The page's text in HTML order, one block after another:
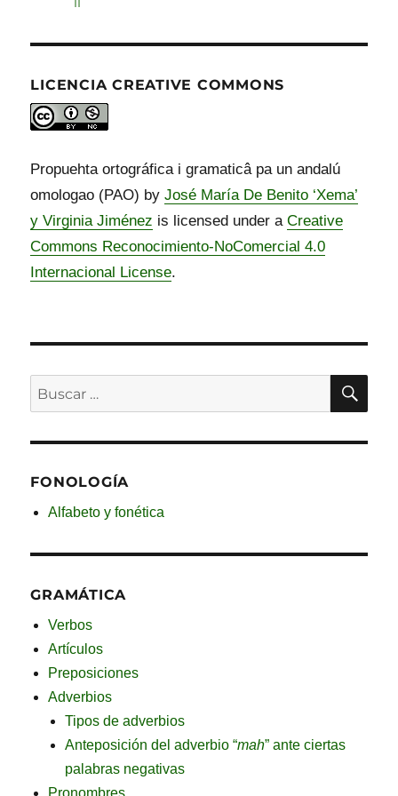
ni bajo, ni ante.
Hacéh el favóh de quitáh loh alambreh.
LICENCIA CREATIVE COMMONS
Propuehta ortográfica i gramaticâ pa un andalú
omologao (PAO) byJosé María De Benito ‘Xema’
y Virginia Jiménez is licensed under aCreative
Commons Reconocimiento-NoComercial 4.0
Internacional License.
Buscar
por:
FONOLOGÍA
Alfabeto y fonética
GRAMÁTICA
Verbos
Artículos
Preposiciones
Adverbios
Tipos de adverbios
Anteposición del adverbio “mah” ante ciertas
palabras negativas
Pronombres